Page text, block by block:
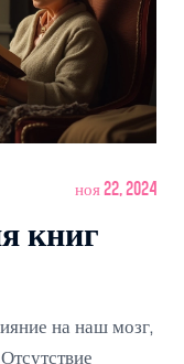
ноя 22, 2024
книг
на наш мозг,